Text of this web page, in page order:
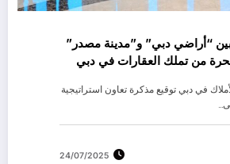
“أراضي دبي” و”مدينة مصدر”
من تملك العقارات في دبي
في دبي توقيع مذكرة تعاون استراتيجية
24/07/2025